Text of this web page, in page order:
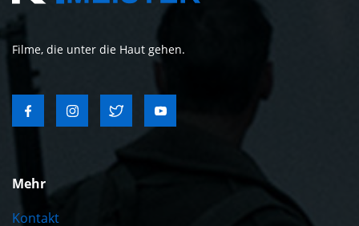
Filme, die unter die Haut gehen.
Mehr
Kontakt